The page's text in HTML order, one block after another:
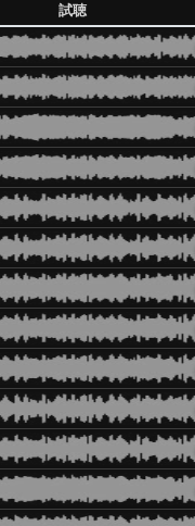
試聴